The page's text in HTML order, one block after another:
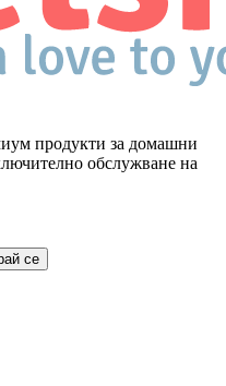
продукти за домашни
обслужване на
се